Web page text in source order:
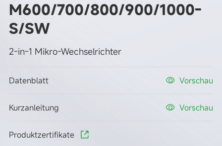
M600/700/800/900/1000-
S/SW
2-in-1 Mikro-Wechselrichter
Datenblatt Vorschau
Kurzanleitung Vorschau
Produktzertifikate